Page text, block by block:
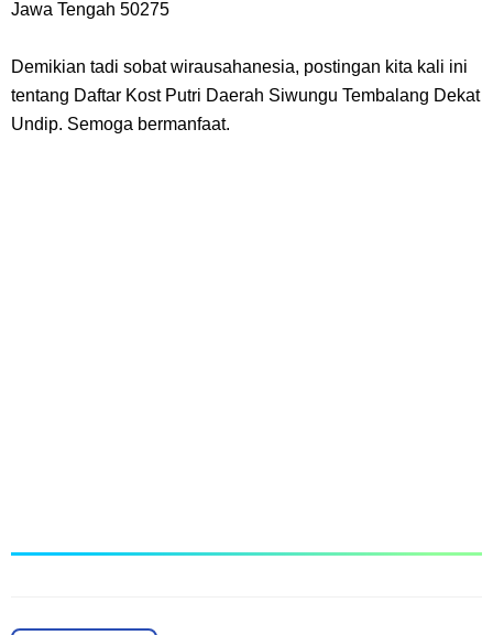
Jawa Tengah 50275
Demikian tadi sobat wirausahanesia, postingan kita kali ini
tentang Daftar Kost Putri Daerah Siwungu Tembalang Dekat
Undip. Semoga bermanfaat.